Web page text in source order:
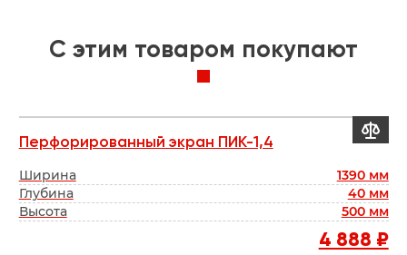
C этим товаром покупают
Перфорированный экран ПИК-1,4
Ширина
1390 мм
Глубина
40 мм
Высота
500 мм
4 888 ₽
